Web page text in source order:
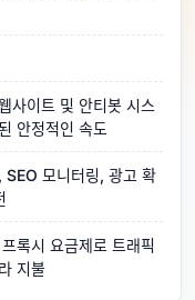
사이트 및 안티봇 시스
안정적인 속도
SEO 모니터링, 광고 확
록시 요금제로 트래픽
지불